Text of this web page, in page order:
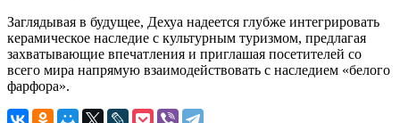
Заглядывая в будущее, Дехуа надеется глубже интегрировать
керамическое наследие с культурным туризмом, предлагая
захватывающие впечатления и приглашая посетителей со
всего мира напрямую взаимодействовать с наследием «белого
фарфора».